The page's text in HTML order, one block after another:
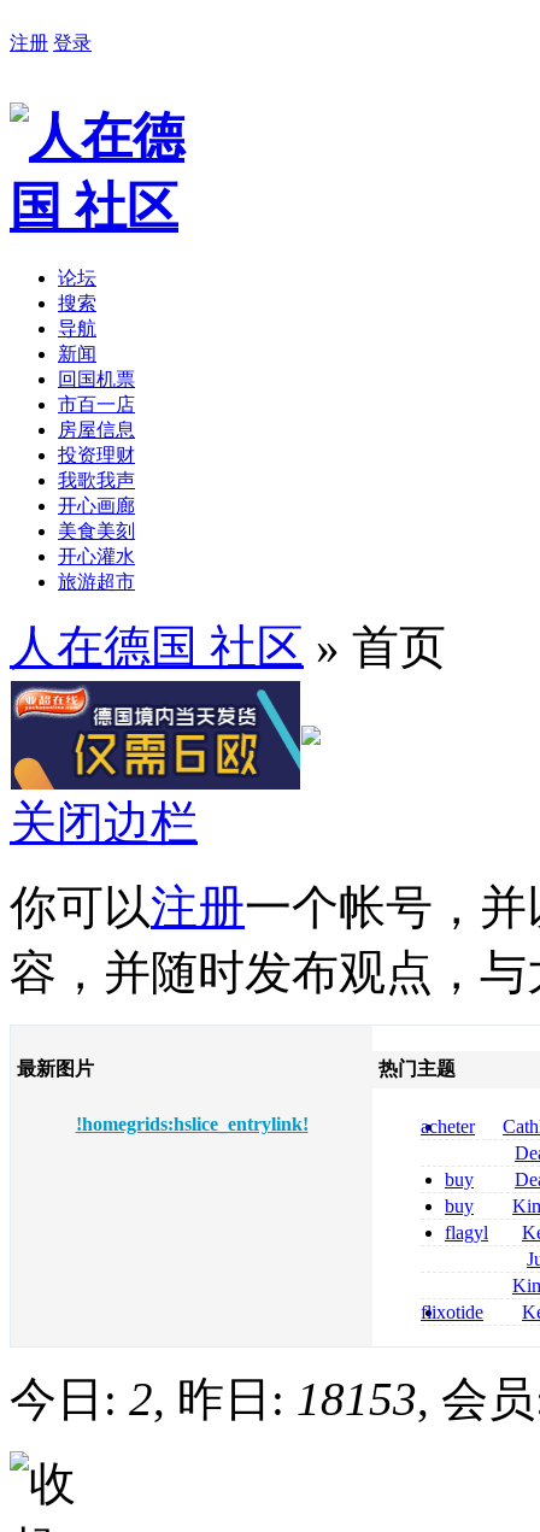
注册 登录
论坛
搜索
导航
新闻
回国机票
市百一店
房屋信息
投资理财
我歌我声
开心画廊
美食美刻
开心灌水
旅游超市
人在德国 社区 » 首页
关闭边栏
你可以注册一个帐号，并
容，并随时发布观点，
最新图片
!homegrids:hslice_entrylink!
热门主题
acheter
dapsone site
tizanidine
sans
buy
pregabalin
pregabalin
buy
zolpidem usa
flagyl
online
roxithromycin
sécurité
nolvadex
flixotide
今日: 2, 昨日: 18153, 会